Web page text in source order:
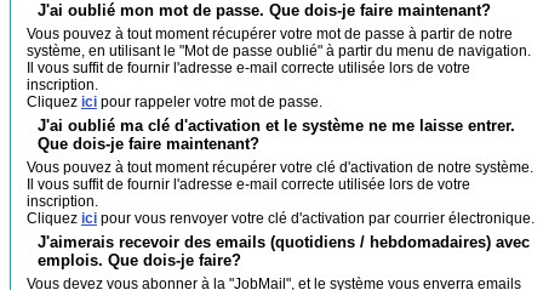
J'ai oublié mon mot de passe. Que dois-je faire maintenant?
Vous pouvez à tout moment récupérer votre mot de passe à partir de notre
système, en utilisant le "Mot de passe oublié" à partir du menu de navigation.
Il vous suffit de fournir l'adresse e-mail correcte utilisée lors de votre
inscription.
Cliquez ici pour rappeler votre mot de passe.
J'ai oublié ma clé d'activation et le système ne me laisse entrer.
Que dois-je faire maintenant?
Vous pouvez à tout moment récupérer votre clé d'activation de notre système.
Il vous suffit de fournir l'adresse e-mail correcte utilisée lors de votre
inscription.
Cliquez ici pour vous renvoyer votre clé d'activation par courrier électronique.
J'aimerais recevoir des emails (quotidiens / hebdomadaires) avec
emplois. Que dois-je faire?
Vous devez vous abonner à la "JobMail", et le système vous enverra emails